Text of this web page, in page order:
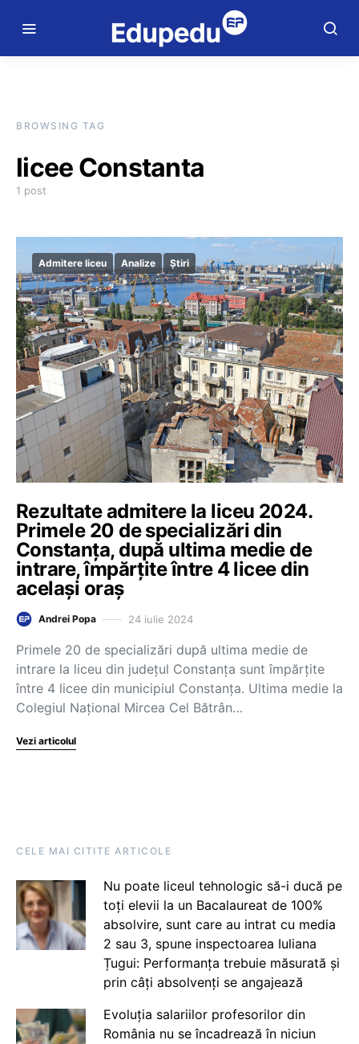
BROWSING TAG
licee Constanta
1 post
Admitere liceu Analize Știri
Rezultate admitere la liceu 2024.
Primele 20 de specializări din
Constanța, după ultima medie de
intrare, împărțite între 4 licee din
același oraș
Andrei Popa 24 iulie 2024
Primele 20 de specializări după ultima medie de
intrare la liceu din județul Constanța sunt împărțite
între 4 licee din municipiul Constanța. Ultima medie la
Colegiul Național Mircea Cel Bătrân…
Vezi articolul
CELE MAI CITITE ARTICOLE
Nu poate liceul tehnologic să-i ducă pe
toți elevii la un Bacalaureat de 100%
absolvire, sunt care au intrat cu media
2 sau 3, spune inspectoarea Iuliana
Țugui: Performanța trebuie măsurată și
prin câți absolvenți se angajează
Evoluția salariilor profesorilor din
România nu se încadrează în niciun